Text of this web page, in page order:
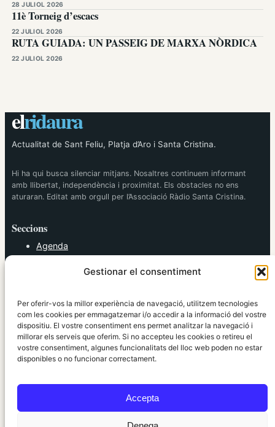
Gestionar el consentiment
Per oferir-vos la millor experiència de navegació, utilitzem tecnologies
com les cookies per emmagatzemar i/o accedir a la informació del vostre
dispositiu. El vostre consentiment ens permet analitzar la navegació i
millorar els serveis que oferim. Si no accepteu les cookies o retireu el
vostre consentiment, algunes funcionalitats del lloc web poden no estar
disponibles o no funcionar correctament.
Accepta
28 JULIOL 2026
11è Torneig d’escacs
22 JULIOL 2026
RUTA GUIADA: UN PASSEIG DE MARXA NÒRDICA
22 JULIOL 2026
elridaura
Actualitat de Sant Feliu, Platja d’Aro i Santa Cristina.
Hi ha qui busca silenciar mitjans. Nosaltres continuem informant
amb llibertat, independència i proximitat. Els obstacles no ens
aturaran. Editat amb orgull per l’Associació Ràdio Santa Cristina.
Seccions
Agenda
Política
Societat
Tendències
elRidaura.com